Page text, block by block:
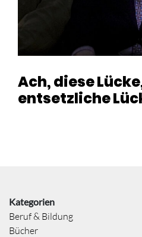
Ach, diese
entsetzliche
Kategorien
Beruf & Bildung
Bücher